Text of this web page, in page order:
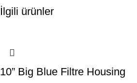
İlgili ürünler
10” Big Blue Filtre Housing